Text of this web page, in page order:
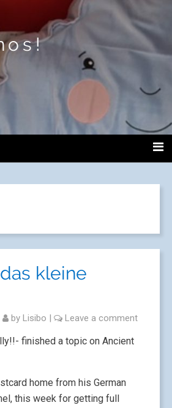
kleine
by Lisibo | Leave a comment
finished a topic on Ancient
home from his German
this week for getting full